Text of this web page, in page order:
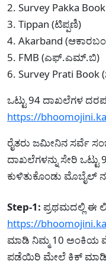
2. Survey Pakka Book
3. Tippan (ಟಿಪ್ಪಣಿ)
4. Akarband
5. FMB (ಎಫ್.ಎಮ್.ಬಿ)
6. Survey Prati Book
ಒಟ್ಟು 94 ದಾಖಲೆಗಳ
https://
ರೈತರು ಜಮೀನಿನ ಸರ್ವೆ
ದಾಖಲೆಗಳನ್ನು ಸೇರಿ
ಕುಳಿತುಕೊಂಡು ಮೊಬೈಲ್
Step-1: ಪ್ರಥಮದಲ್ಲಿ ಈ
https://
ಮಾಡಿ ನಿಮ್ಮ 10 ಅಂಕಿಯ
ಪಡೆಯಿರಿ ಮೇಲೆ ಕ್ಲಿಕ್ ಮಾಡಿ